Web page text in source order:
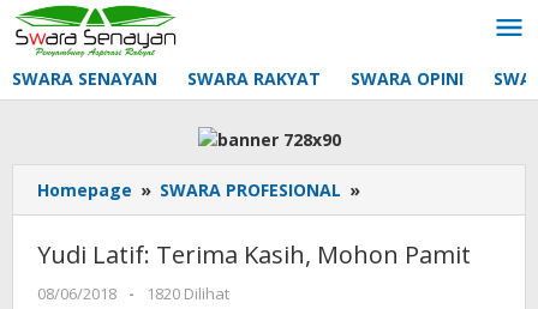
Lewati
ke
konten
SWARA SENAYAN SWARA RAKYAT SWARA OPINI
Homepage » SWARA PROFESIONAL »
Latif:
Kasih,
Yudi Latif: Terima Kasih, Mohon Pamit
08/06/2018
oleh
-
1820 Dilihat